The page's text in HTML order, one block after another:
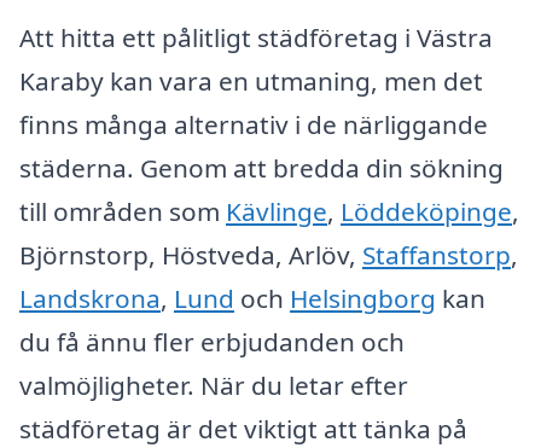
Att hitta ett pålitligt städföretag i Västra
Karaby kan vara en utmaning, men det
finns många alternativ i de närliggande
städerna. Genom att bredda din sökning
till områden som Kävlinge, Löddeköpinge,
Björnstorp, Höstveda, Arlöv, Staffanstorp,
Landskrona, Lund och Helsingborg kan
du få ännu fler erbjudanden och
valmöjligheter. När du letar efter
städföretag är det viktigt att tänka på